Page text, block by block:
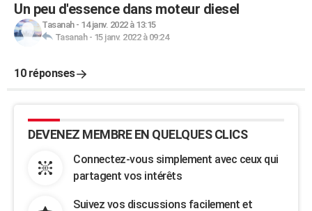
Un peu d'essence dans moteur diesel
Tasanah- 14 janv. 2022 à 13:15
Tasanah- 15 janv. 2022 à 09:24
10 réponses
DEVENEZ MEMBRE EN QUELQUES CLICS
Connectez-vous simplement avec ceux qui
partagent vos intérêts
Suivez vos discussions facilement et